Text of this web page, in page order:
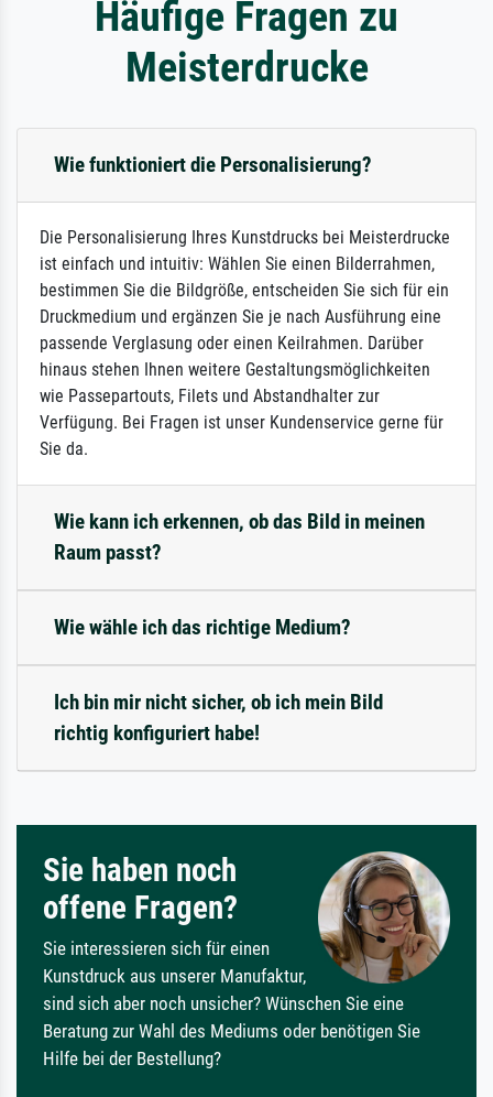
Häufige Fragen zu
Meisterdrucke
Wie funktioniert die Personalisierung?
Die Personalisierung Ihres Kunstdrucks bei Meisterdrucke
ist einfach und intuitiv: Wählen Sie einen Bilderrahmen,
bestimmen Sie die Bildgröße, entscheiden Sie sich für ein
Druckmedium und ergänzen Sie je nach Ausführung eine
passende Verglasung oder einen Keilrahmen. Darüber
hinaus stehen Ihnen weitere Gestaltungsmöglichkeiten
wie Passepartouts, Filets und Abstandhalter zur
Verfügung. Bei Fragen ist unser Kundenservice gerne für
Sie da.
Wie kann ich erkennen, ob das Bild in meinen
Raum passt?
Wie wähle ich das richtige Medium?
Ich bin mir nicht sicher, ob ich mein Bild
richtig konfiguriert habe!
Sie haben noch
offene Fragen?
Sie interessieren sich für einen
Kunstdruck aus unserer Manufaktur,
sind sich aber noch unsicher? Wünschen Sie eine
Beratung zur Wahl des Mediums oder benötigen Sie
Hilfe bei der Bestellung?